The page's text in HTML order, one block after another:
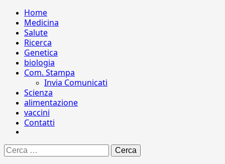
Home
Medicina
Salute
Ricerca
Genetica
biologia
Com. Stampa
Invia Comunicati
Scienza
alimentazione
vaccini
Contatti
Ricerca
per: